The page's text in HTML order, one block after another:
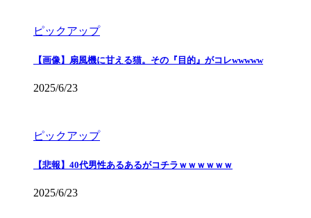
ピックアップ
【画像】扇風機に甘える猫。その『目的』がコレwwwww
2025/6/23
ピックアップ
【悲報】40代男性あるあるがコチラｗｗｗｗｗｗ
2025/6/23